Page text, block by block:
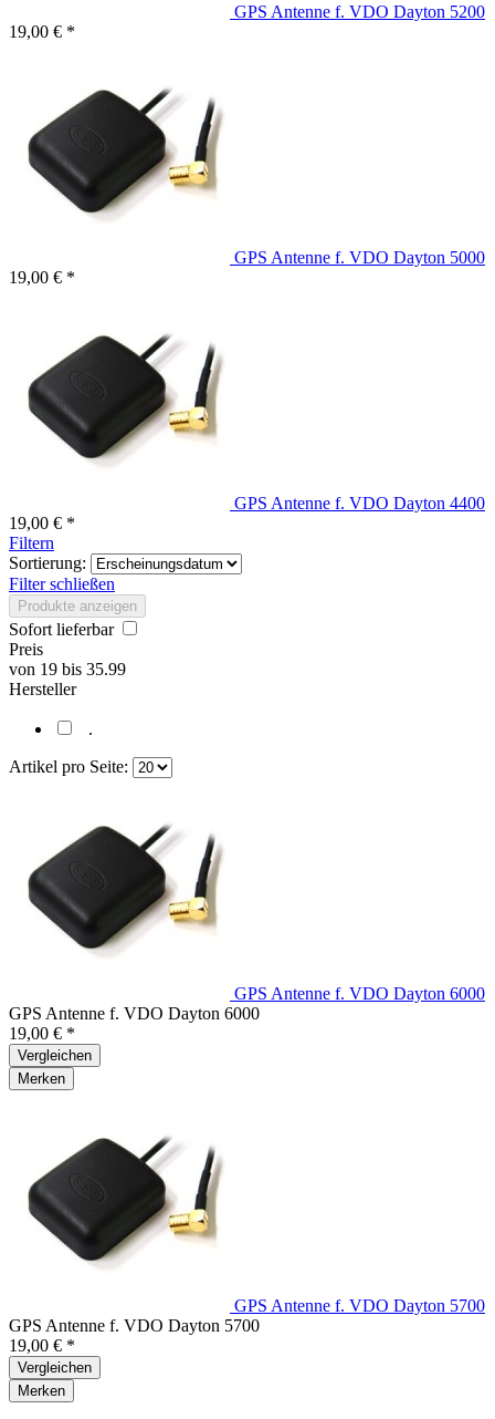
GPS Antenne f. VDO Dayton 5200
19,00 € *
GPS Antenne f. VDO Dayton 5000
19,00 € *
GPS Antenne f. VDO Dayton 4400
19,00 € *
Filtern
Sortierung:
Filter schließen
Produkte anzeigen
Sofort lieferbar
Preis
von 19 bis 35.99
Hersteller
.
Artikel pro Seite:
GPS Antenne f. VDO Dayton 6000
GPS Antenne f. VDO Dayton 6000
19,00 € *
Vergleichen
Merken
GPS Antenne f. VDO Dayton 5700
GPS Antenne f. VDO Dayton 5700
19,00 € *
Vergleichen
Merken